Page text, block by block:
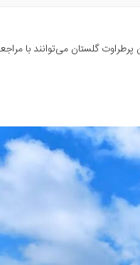
گلستان می‌توانند با